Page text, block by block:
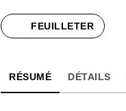
FEUILLETER
RÉSUMÉ DÉTAILS